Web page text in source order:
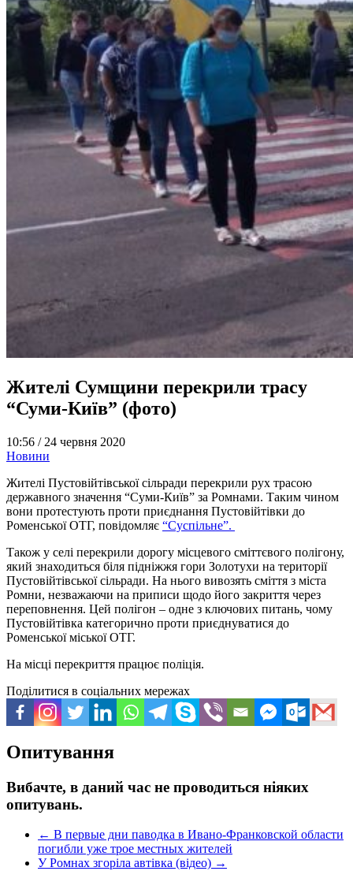
Жителі Сумщини перекрили трасу
“Суми-Київ” (фото)
10:56 / 24 червня 2020
Новини
Жителі Пустовійтівської сільради перекрили рух трасою
державного значення “Суми-Київ” за Ромнами. Таким чином
вони протестують проти приєднання Пустовійтівки до
Роменської ОТГ, повідомляє “Суспільне”.
Також у селі перекрили дорогу місцевого сміттєвого полігону,
який знаходиться біля підніжжя гори Золотухи на території
Пустовійтівської сільради. На нього вивозять сміття з міста
Ромни, незважаючи на приписи щодо його закриття через
переповнення. Цей полігон – одне з ключових питань, чому
Пустовійтівка категорично проти приєднуватися до
Роменської міської ОТГ.
На місці перекриття працює поліція.
Поділитися в соціальних мережах
Опитування
Вибачте, в даний час не проводиться ніяких
опитувань.
← В первые дни паводка в Ивано-Франковской области
погибли уже трое местных жителей
У Ромнах згоріла автівка (відео) →